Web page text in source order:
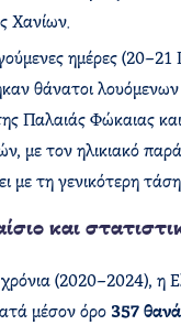
Χανίων.
ημέρες (20–21
θάνατοι λουόμενων
Παλαιάς Φώκαιας
με τον ηλικιακό
με τη γενικότερη
και
(2020–2024), η
μέσον όρο 357